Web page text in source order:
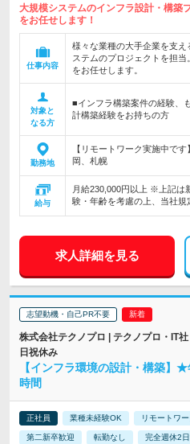
大規模システムのインフラ設計・構築
をお任せします！
仕事内容
様々な業種の大手企業を支
ステムのプロジェクトを担
をお任せします。
対象と
なる方
■インフラ構築案件の経験、
計構築経験をお持ちの方
勤務地
【リモートワーク実施中で
岡、札幌
給与
月給230,000円以上 ※上記は
験・年齢を考慮の上、当社規
求人詳細を見る
志望動機・自己PR不要
株式会社テクノプロ | テクノプロ・IT
日祝休み
【インフラ環境の設計・構築
時間
正社員 業種未経験OK リモートワ
第二新卒歓迎 転勤なし 完全週休2日